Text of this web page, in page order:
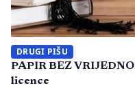
DRUGI PIŠU
PAPIR BEZ
licence